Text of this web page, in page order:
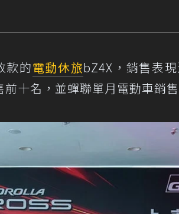
款的電動休旅bZ4X，銷售表
十名，並蟬聯單月電動車銷售